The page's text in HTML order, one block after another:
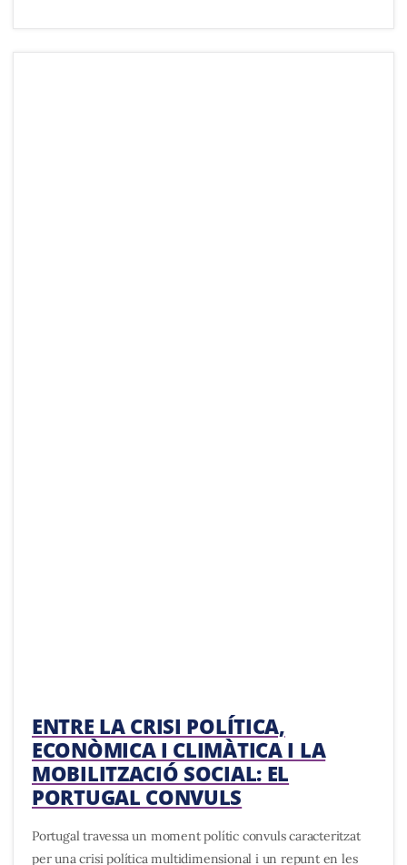
ENTRE LA CRISI POLÍTICA,
ECONÒMICA I CLIMÀTICA I LA
MOBILITZACIÓ SOCIAL: EL
PORTUGAL CONVULS
Portugal travessa un moment polític convuls caracteritzat
per una crisi política multidimensional i un repunt en les